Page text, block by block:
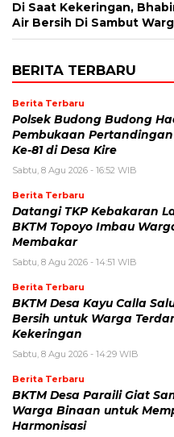
Di Saat Kekeringan,
Air Bersih Di Sambut
BERITA TERBARU
Berita Terbaru
Polsek Budong Budong
Pembukaan Pertandingan
Ke-81 di Desa Kire
Sabtu, 8 Agu 2026 - 16:52 WIB
Berita Terbaru
Datangi TKP Kebakaran
BKTM Topoyo Imbau
Membakar
Sabtu, 8 Agu 2026 - 14:51 WIB
Berita Terbaru
BKTM Desa Kayu Calla
Bersih untuk Warga
Kekeringan
Sabtu, 8 Agu 2026 - 14:29 WIB
Berita Terbaru
BKTM Desa Paraili Giat
Warga Binaan untuk
Harmonisasi